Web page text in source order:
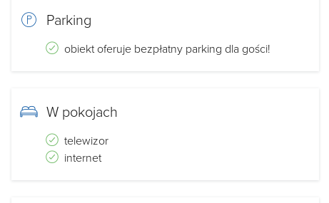
Parking
obiekt oferuje bezpłatny parking dla gości!
W pokojach
telewizor
internet